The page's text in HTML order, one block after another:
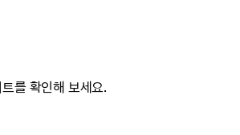
를 확인해 보세요.